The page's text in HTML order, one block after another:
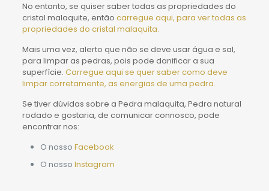
No entanto, se quiser saber todas as propriedades do
cristal malaquite, então carregue aqui, para ver todas as
propriedades do cristal malaquita.
Mais uma vez, alerto que não se deve usar água e sal,
para limpar as pedras, pois pode danificar a sua
superfície. Carregue aqui se quer saber como deve
limpar corretamente, as energias de uma pedra.
Se tiver dúvidas sobre a Pedra malaquita, Pedra natural
rodado e gostaria, de comunicar connosco, pode
encontrar nos:
O nosso Facebook
O nosso Instagram